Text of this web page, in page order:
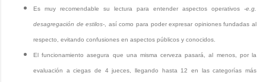
Es muy recomendable su lectura para entender aspectos operativos -e.g.
desagregación de estilos-, así como para poder expresar opiniones fundadas al
respecto, evitando confusiones en aspectos públicos y conocidos.
El funcionamiento asegura que una misma cerveza pasará, al menos, por la
evaluación a ciegas de 4 jueces, llegando hasta 12 en las categorías más